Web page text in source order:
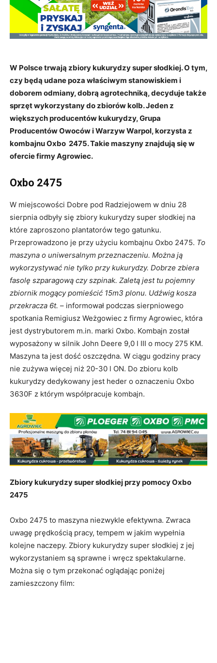
W Polsce trwają zbiory kukurydzy super słodkiej. O tym,
czy będą udane poza właściwym stanowiskiem i
doborem odmiany, dobrą agrotechniką, decyduje także
sprzęt wykorzystany do zbiorów kolb. Jeden z
większych producentów kukurydzy, Grupa
Producentów Owoców i Warzyw Warpol, korzysta z
kombajnu Oxbo 2475. Takie maszyny znajdują się w
ofercie firmy Agrowiec.
Oxbo 2475
W miejscowości Dobre pod Radziejowem w dniu 28
sierpnia odbyły się zbiory kukurydzy super słodkiej na
które zaproszono plantatorów tego gatunku.
Przeprowadzono je przy użyciu kombajnu Oxbo 2475. To
maszyna o uniwersalnym przeznaczeniu. Można ją
wykorzystywać nie tylko przy kukurydzy. Dobrze zbiera
fasolę szparagową czy szpinak. Zaletą jest tu pojemny
zbiornik mogący pomieścić 15m3 plonu. Udźwig kosza
przekracza 6t. – informował podczas sierpniowego
spotkania Remigiusz Weżgowiec z firmy Agrowiec, która
jest dystrybutorem m.in. marki Oxbo. Kombajn został
wyposażony w silnik John Deere 9,0 l III o mocy 275 KM.
Maszyna ta jest dość oszczędna. W ciągu godziny pracy
nie zużywa więcej niż 20-30 l ON. Do zbioru kolb
kukurydzy dedykowany jest heder o oznaczeniu Oxbo
3630F z którym współpracuje kombajn.
Zbiory kukurydzy super słodkiej przy pomocy Oxbo
2475
Oxbo 2475 to maszyna niezwykle efektywna. Zwraca
uwagę prędkością pracy, tempem w jakim wypełnia
kolejne naczepy. Zbiory kukurydzy super słodkiej z jej
wykorzystaniem są sprawne i wręcz spektakularne.
Można się o tym przekonać oglądając poniżej
zamieszczony film: